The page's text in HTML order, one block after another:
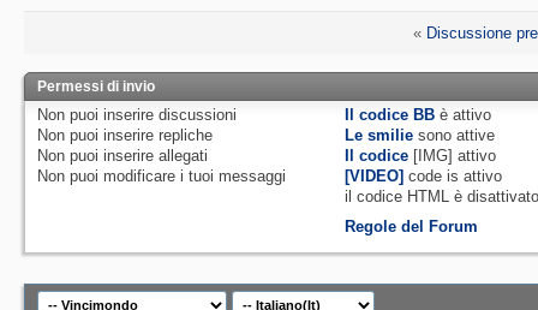
« Discussione
Permessi di invio
Non puoi inserire discussioni
Non puoi inserire repliche
Non puoi inserire allegati
Non puoi modificare i tuoi messaggi
Il codice BB èattivo
Le smilie sono attive
Il codice [IMG]attivo
[VIDEO] code isattivo
il codice HTML è
Regole del Forum